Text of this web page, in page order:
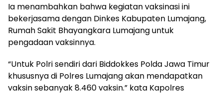
Ia menambahkan bahwa kegiatan vaksinasi ini
bekerjasama dengan Dinkes Kabupaten Lumajang,
Rumah Sakit Bhayangkara Lumajang untuk
pengadaan vaksinnya.
“Untuk Polri sendiri dari Biddokkes Polda Jawa Timur
khususnya di Polres Lumajang akan mendapatkan
vaksin sebanyak 8.460 vaksin.” kata Kapolres